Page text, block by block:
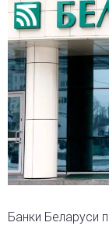
Банки Беларуси